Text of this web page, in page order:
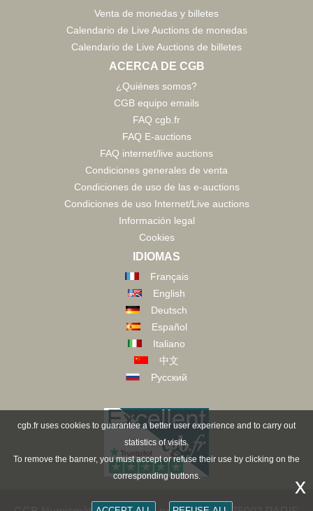
Venta de monedas y billetes
Calendario de Live Auctions de monedas
Calendario de Live Auctions de billetes
ACERCA DE CGB
¿Quiénes somos?
CGB equipo emails
FAQ cgb.fr
FAQ E-auctions
FAQ internet/live auctions
Condiciones generales de venta
Condiciones de uso de las e-auctions
Condiciones de uso Internet/Live auctions
Información legal
Cookies
IDIOMAS
Français
English
Deutsch
Español
Italiano
中文
Русский
cgb.fr uses cookies to guarantee a better user experience and to carry out
statistics of visits.
To remove the banner, you must accept or refuse their use by clicking on the
corresponding buttons.
x